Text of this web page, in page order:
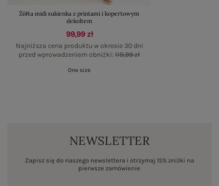
Żółta midi sukienka z printami i kopertowym
dekoltem
99,99 zł
Najniższa cena produktu w okresie 30 dni
przed wprowadzeniem obniżki:119,99 zł
One size
NEWSLETTER
Zapisz się do naszego newslettera i otrzymaj 15% zniżki na
pierwsze zamówienie